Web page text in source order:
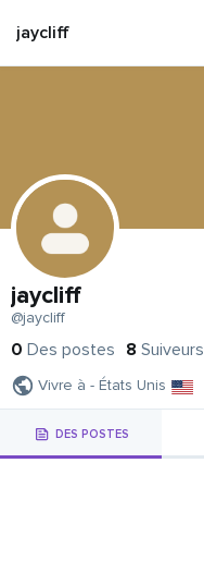
jaycliff
jaycliff
@jaycliff
0 Des postes 8 Suiveurs
Vivre à - États Unis
DES POSTES